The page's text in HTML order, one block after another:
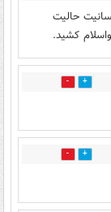
حالیت
کشید.
3
1